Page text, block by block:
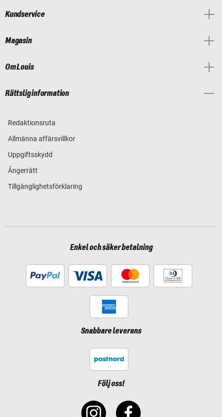
Kundservice
Magasin
Om Louis
Rättslig information
Redaktionsruta
Allmänna affärsvillkor
Uppgiftsskydd
Ångerrätt
Tillgänglighetsförklaring
Enkel och säker betalning
Snabbare leverans
Följ oss!